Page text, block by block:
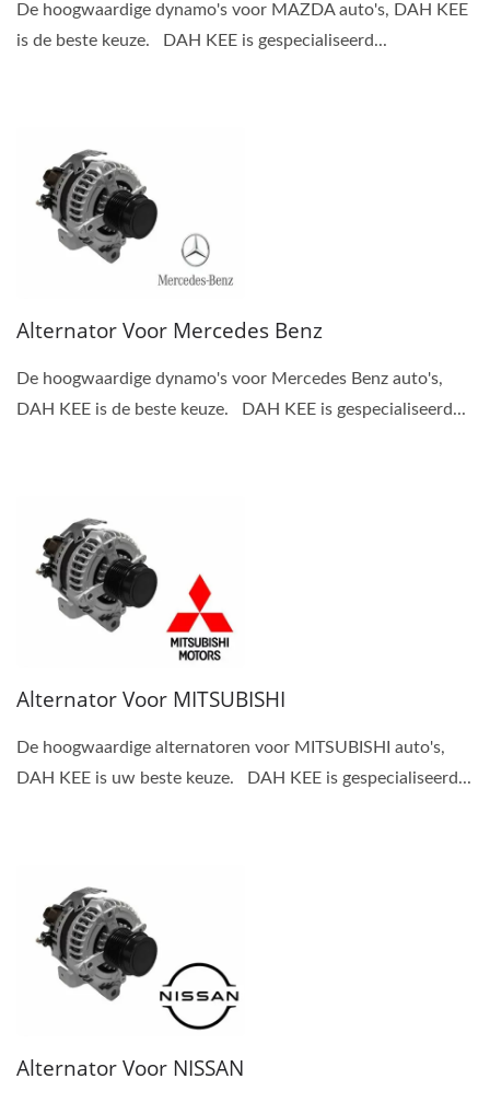
De hoogwaardige dynamo's voor MAZDA auto's, DAH KEE
is de beste keuze. DAH KEE is gespecialiseerd...
Alternator Voor Mercedes Benz
De hoogwaardige dynamo's voor Mercedes Benz auto's,
DAH KEE is de beste keuze. DAH KEE is gespecialiseerd...
Alternator Voor MITSUBISHI
De hoogwaardige alternatoren voor MITSUBISHI auto's,
DAH KEE is uw beste keuze. DAH KEE is gespecialiseerd...
Alternator Voor NISSAN